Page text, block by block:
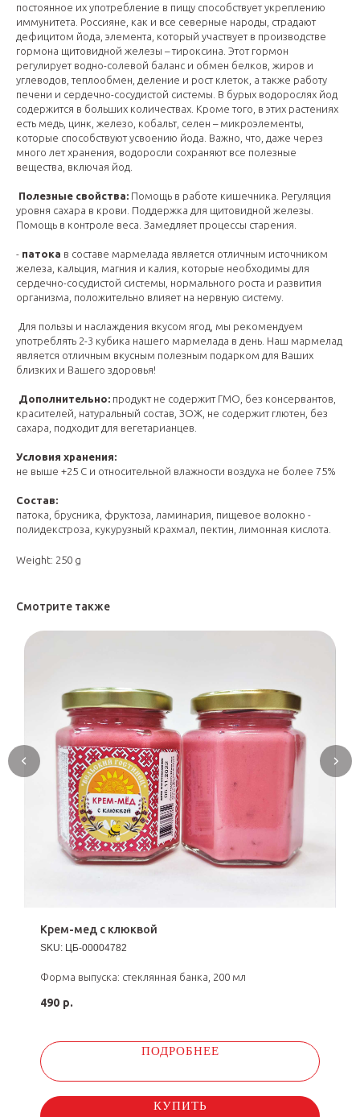
постоянное их употребление в пищу способствует укреплению
иммунитета. Россияне, как и все северные народы, страдают
дефицитом йода, элемента, который участвует в производстве
гормона щитовидной железы – тироксина. Этот гормон
регулирует водно-солевой баланс и обмен белков, жиров и
углеводов, теплообмен, деление и рост клеток, а также работу
печени и сердечно-сосудистой системы. В бурых водорослях йод
содержится в больших количествах. Кроме того, в этих растениях
есть медь, цинк, железо, кобальт, селен – микроэлементы,
которые способствуют усвоению йода. Важно, что, даже через
много лет хранения, водоросли сохраняют все полезные
вещества, включая йод.
Полезные свойства: Помощь в работе кишечника. Регуляция
уровня сахара в крови. Поддержка для щитовидной железы.
Помощь в контроле веса. Замедляет процессы старения.
- патока в составе мармелада является отличным источником
железа, кальция, магния и калия, которые необходимы для
сердечно-сосудистой системы, нормального роста и развития
организма, положительно влияет на нервную систему.
Для пользы и наслаждения вкусом ягод, мы рекомендуем
употреблять 2-3 кубика нашего мармелада в день. Наш мармелад
является отличным вкусным полезным подарком для Ваших
близких и Вашего здоровья!
Дополнительно: продукт не содержит ГМО, без консервантов,
красителей, натуральный состав, ЗОЖ, не содержит глютен, без
сахара, подходит для вегетарианцев.
Условия хранения:
не выше +25 С и относительной влажности воздуха не более 75%
Состав:
патока, брусника, фруктоза, ламинария, пищевое волокно -
полидекстроза, кукурузный крахмал, пектин, лимонная кислота.
Weight: 250 g
Смотрите также
Крем-мед с клюквой
SKU: ЦБ-00004782
Форма выпуска: стеклянная банка, 200 мл
490 р.
ПОДРОБНЕЕ
КУПИТЬ